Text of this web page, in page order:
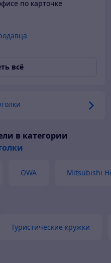
по карточке
всё
в категории
OWA Mitsubishi
Туристические кружки